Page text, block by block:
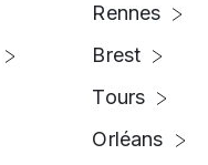
Rennes
Brest
Tours
Orléans